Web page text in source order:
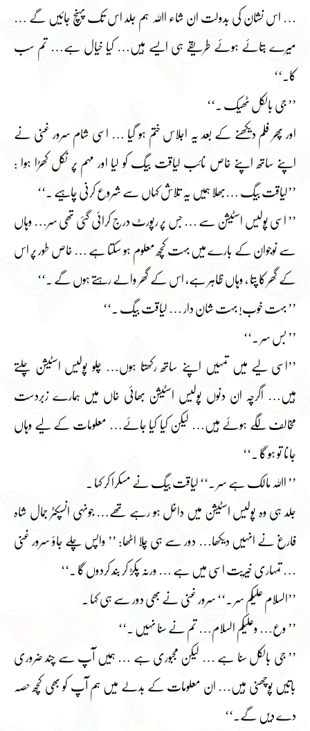
… اس نشان کی بدولت ان شاء اﷲ ہم جلد اس تک پہنچ جائیں گے …
میرے بتائے ہوئے طریقے ہی ایسے ہیں… کیا خیال ہے… تم سب
کا۔‘‘
’’ جی بالکل ٹھیک ۔‘‘
اور پھر فلم دیکھنے کے بعد یہ اجلاس ختم ہو گیا … اسی شام سرور غنی نے
اپنے ساتھ اپنے خاص نائب لیاقت بیگ کو لیا اور مہم پر نکل کھڑا ہوا :
’’لیاقت بیگ …بھلا ہمیں یہ تلاش کہاں سے شروع کرنی چاہیے ۔‘‘
’’ اسی پولیس اسٹیشن سے … جس پر رپورٹ درج کرائی گئی تھی سر… وہاں
سے نوجوان کے بارے میں بہت کچھ معلوم ہو سکتا ہے … خاص طور پر اس
کے گھر کا پتا ، وہاں ظاہر ہے، اس کے گھر والے رہتے ہوں گے ۔‘‘
’’ بہت خوب! بہت شان دار … لیاقت بیگ ۔‘‘
’’ بس سر ۔‘‘
’’اسی لیے میں تمہیں اپنے ساتھ رکھتا ہوں… چلو پولیس اسٹیشن چلتے
ہیں… اگرچہ ان دنوں پولیس اسٹیشن بھائی خاں میں ہمارے زبردست
مخالف لگے ہوئے ہیں… لیکن کیا کیا جائے… معلومات کے لیے وہاں
جانا تو ہو گا ۔‘‘
’’ اﷲ مالک ہے سر ۔‘‘ لیاقت بیگ نے مسکرا کر کہا ۔
جلد ہی وہ پولیس اسٹیشن میں داخل ہو رہے تھے… جونہی انسپکٹر جمال شاہ
فارغ نے انہیں دیکھا… دور سے ہی چلا اٹھا: ’’ واپس چلے جاؤ سرور غنی
… تمہاری خیریت اسی میں ہے … ورنہ پکڑ کر بند کردوں گا ۔‘‘
’’السلام علیکم سر ۔‘‘ سرور غنی نے بھی دور سے ہی کہا ۔
’’ وع… وعلیکم السلام… تم نے سنا نہیں ۔‘‘
’’ جی بالکل سنا ہے … لیکن مجبوری ہے … ہمیں آپ سے چند ضروری
باتیں پوچھنی ہیں… ان معلومات کے بدلے میں ہم آپ کو بھی کچھ حصہ
دے دیں گے۔‘‘